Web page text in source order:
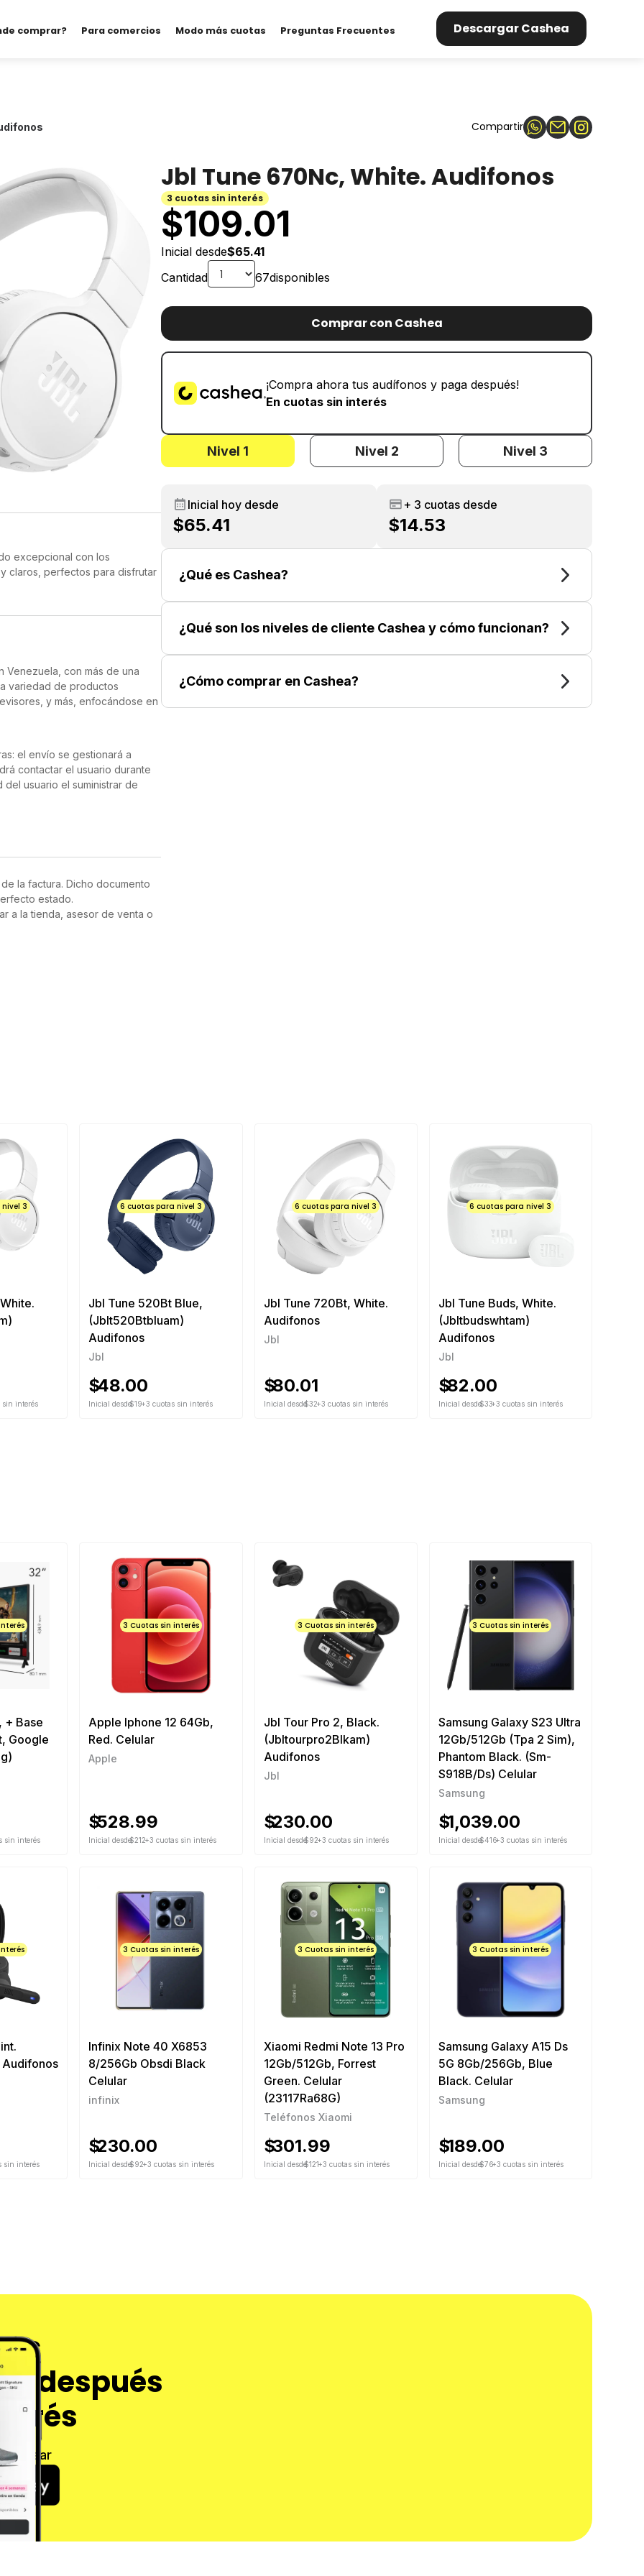
comprar? Para comercios Modo más cuotas Preguntas Frecuentes Descargar Cashea
Compartir
excepcional con los
claros, perfectos para disfrutar
externas gracias a
el sonido ambiental para una
de música con hasta
minutos te brinda hasta 2
a tu asistente de voz preferido
de tus tareas diarias.
una diadema ajustable para un
de escucha.
los JBL Tune 670NC son
lugar.
Venezuela, con más de una
variedad de productos
y más, enfocándose en
ubicadas en Caracas
el envío se gestionará a
contactar el usuario durante
usuario el suministrar de
de los productos:
equipo de SoyTechno se
los datos, así como la
la factura. Dicho documento
estado.
a la tienda, asesor de venta o
que posea el
táctil en su totalidad o partes
se fabrica tienen su
Operativo en el
centro de servicio técnico, se
poseen un corto en
para su carga de
está en la obligación de
BOTON, ENCHUFE Y
al momento de la entrega
siempre y cuando cumpla
presente documento.
Jbl Tune 670Nc, White. Audifonos
3 cuotas sin interés
$109.01
Inicial desde$65.41
Cantidad
67disponibles
Comprar con Cashea
¡Compra ahora tus audífonos y paga después!
En cuotas sin interés
Nivel 1 Nivel 2 Nivel 3
Inicial hoy desde
$65.41
+ 3 cuotas desde
$14.53
¿Qué es Cashea?
¿Qué son los niveles de cliente Cashea y cómo funcionan?
¿Cómo comprar en Cashea?
3
sin interés
6 cuotas para nivel 3
Jbl Tune 520Bt Blue,
(Jblt520Btbluam)
Audifonos
Jbl
$48.00
Inicial desde$19+3 cuotas sin interés
6 cuotas para nivel 3
Jbl Tune 720Bt, White.
Audifonos
Jbl
$80.01
Inicial desde$32+3 cuotas sin interés
6 cuotas para nivel 3
Jbl Tune Buds, White.
(Jbltbudswhtam)
Audifonos
Jbl
$82.00
Inicial desde$33+3 cuotas sin interés
+ Base
Google
sin interés
3 Cuotas sin interés
Apple Iphone 12 64Gb,
Red. Celular
Apple
$528.99
Inicial desde$212+3 cuotas sin interés
3 Cuotas sin interés
Jbl Tour Pro 2, Black.
(Jbltourpro2Blkam)
Audifonos
Jbl
$230.00
Inicial desde$92+3 cuotas sin interés
3 Cuotas sin interés
Samsung Galaxy S23 Ultra
12Gb/512Gb (Tpa 2 Sim),
Phantom Black. (Sm-
S918B/Ds) Celular
Samsung
$1,039.00
Inicial desde$416+3 cuotas sin interés
sin interés
3 Cuotas sin interés
Infinix Note 40 X6853
8/256Gb Obsdi Black
Celular
infinix
$230.00
Inicial desde$92+3 cuotas sin interés
3 Cuotas sin interés
Xiaomi Redmi Note 13 Pro
12Gb/512Gb, Forrest
Green. Celular
(23117Ra68G)
Teléfonos Xiaomi
$301.99
Inicial desde$121+3 cuotas sin interés
3 Cuotas sin interés
Samsung Galaxy A15 Ds
5G 8Gb/256Gb, Blue
Black. Celular
Samsung
$189.00
Inicial desde$76+3 cuotas sin interés
después